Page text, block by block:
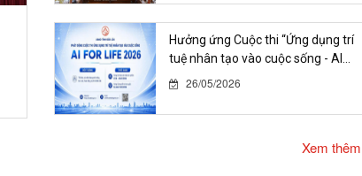
Hưởng ứng Cuộc thi “Ứng dụng trí
tuệ nhân tạo vào cuộc sống - AI...
26/05/2026
Xem thêm